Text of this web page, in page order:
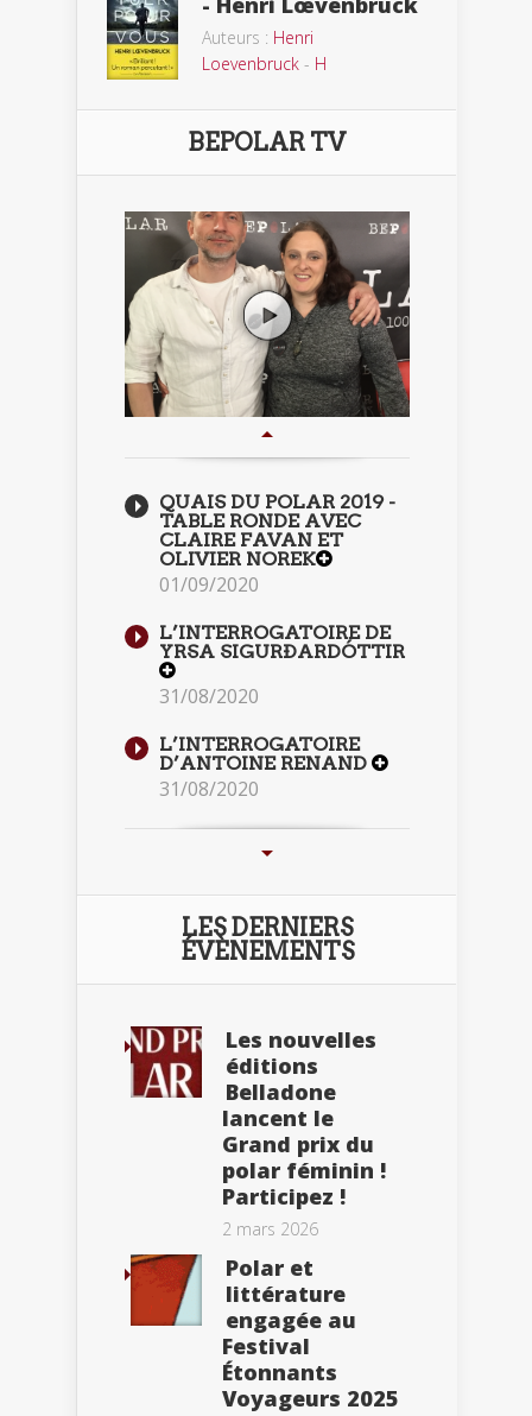
Auteurs : Henri
Loevenbruck - H
BEPOLAR TV
QUAIS DU POLAR 2019 -
TABLE RONDE AVEC
CLAIRE FAVAN ET
OLIVIER NOREK
01/09/2020
L’INTERROGATOIRE DE
YRSA SIGURÐARDÓTTIR
31/08/2020
L’INTERROGATOIRE
D’ANTOINE RENAND
31/08/2020
LES DERNIERS
ÉVÈNEMENTS
Les nouvelles
éditions
Belladone
lancent le
Grand prix du
polar féminin !
Participez !
2 mars 2026
Polar et
littérature
engagée au
Festival
Étonnants
Voyageurs 2025